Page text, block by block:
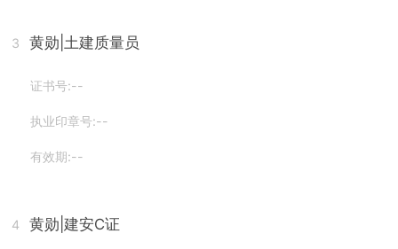
3 黄勋 |土建质量员
证书号:--
执业印章号:--
有效期:--
4 黄勋 |建安C证